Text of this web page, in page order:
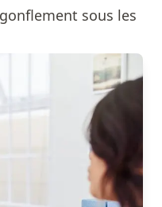
sous les